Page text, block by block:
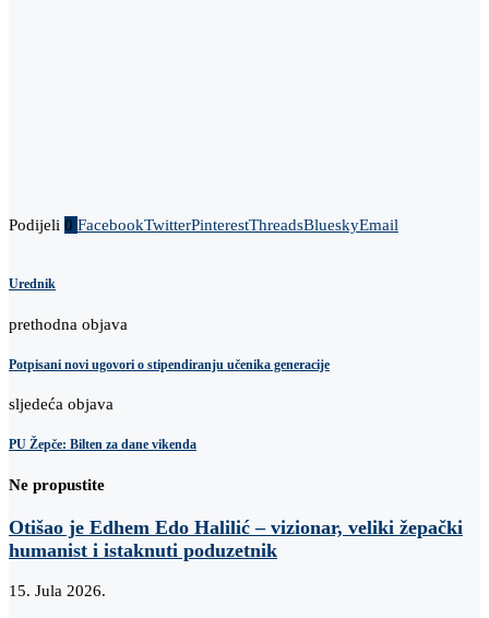
Podijeli 0 FacebookTwitterPinterestThreadsBlueskyEmail
Urednik
prethodna objava
Potpisani novi ugovori o stipendiranju učenika generacije
sljedeća objava
PU Žepče: Bilten za dane vikenda
Ne propustite
Otišao je Edhem Edo Halilić – vizionar, veliki žepački
humanist i istaknuti poduzetnik
15. Jula 2026.